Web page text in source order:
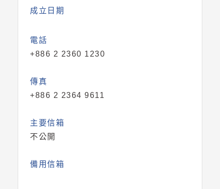
成立日期
電話
+886 2 2360 1230
傳真
+886 2 2364 9611
主要信箱
不公開
備用信箱